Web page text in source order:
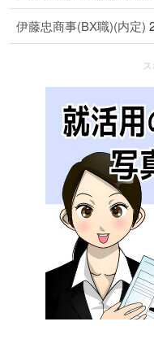
伊藤忠商事(BX職)(内定)